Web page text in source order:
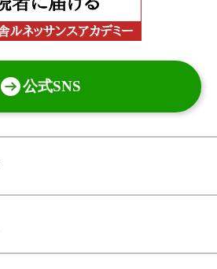
公式SNS